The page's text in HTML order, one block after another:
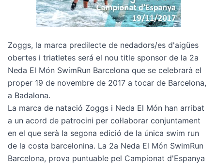
Zoggs, la marca predilecte de nedadors/es d'aigües
obertes i triatletes será el nou title sponsor de la 2a
Neda El Món SwimRun Barcelona que se celebrarà el
proper 19 de novembre de 2017 a tocar de Barcelona,
a Badalona.
La marca de natació Zoggs i Neda El Món han arribat
a un acord de patrocini per col·laborar conjuntament
en el que serà la segona edició de la única swim run
de la costa barcelonina. La 2a Neda El Món SwimRun
Barcelona, prova puntuable pel Campionat d'Espanya